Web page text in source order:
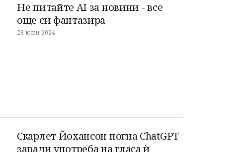
Не питайте AI за новини - все
още си фантазира
28 юни 2024
Скарлет Йохансон погна ChatGPT
заради употреба на гласа ѝ